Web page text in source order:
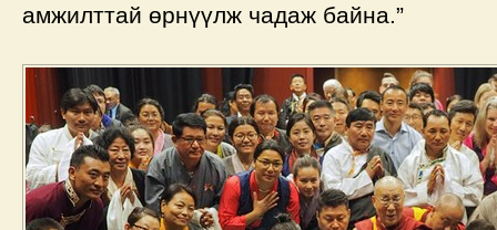
амжилттай өрнүүлж чадаж байна.”